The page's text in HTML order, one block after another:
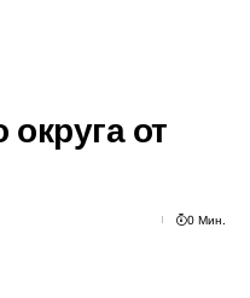
от
0 Мин.